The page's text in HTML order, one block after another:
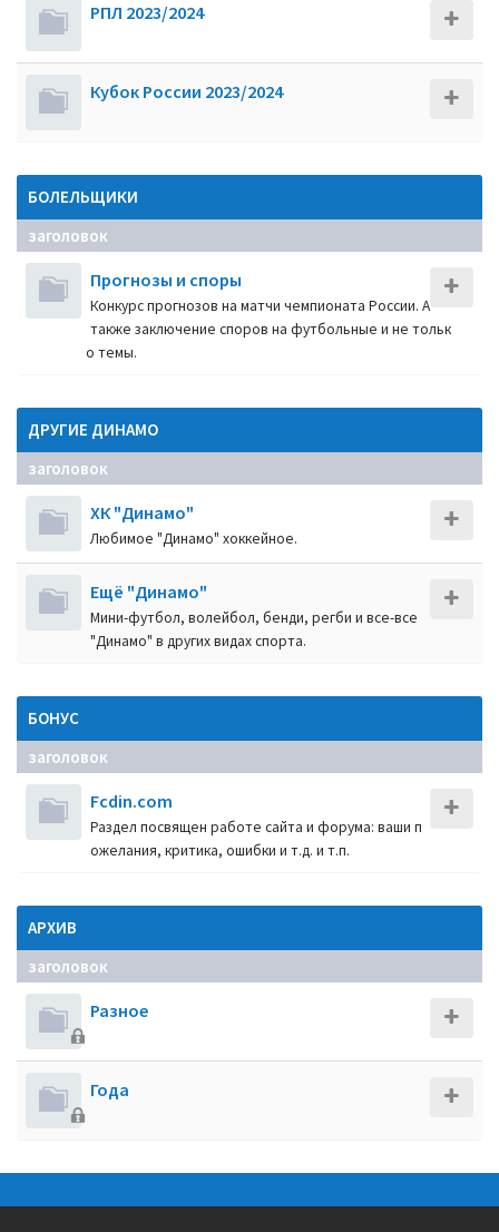
РПЛ 2023/2024
Кубок России 2023/2024
БОЛЕЛЬЩИКИ
заголовок
Прогнозы и споры
Конкурс прогнозов на матчи чемпионата России. А
также заключение споров на футбольные и не тольк
о темы.
ДРУГИЕ ДИНАМО
заголовок
ХК "Динамо"
Любимое "Динамо" хоккейное.
Ещё "Динамо"
Мини-футбол, волейбол, бенди, регби и все-все
"Динамо" в других видах спорта.
БОНУС
заголовок
Fcdin.com
Раздел посвящен работе сайта и форума: ваши п
ожелания, критика, ошибки и т.д. и т.п.
АРХИВ
заголовок
Разное
Года